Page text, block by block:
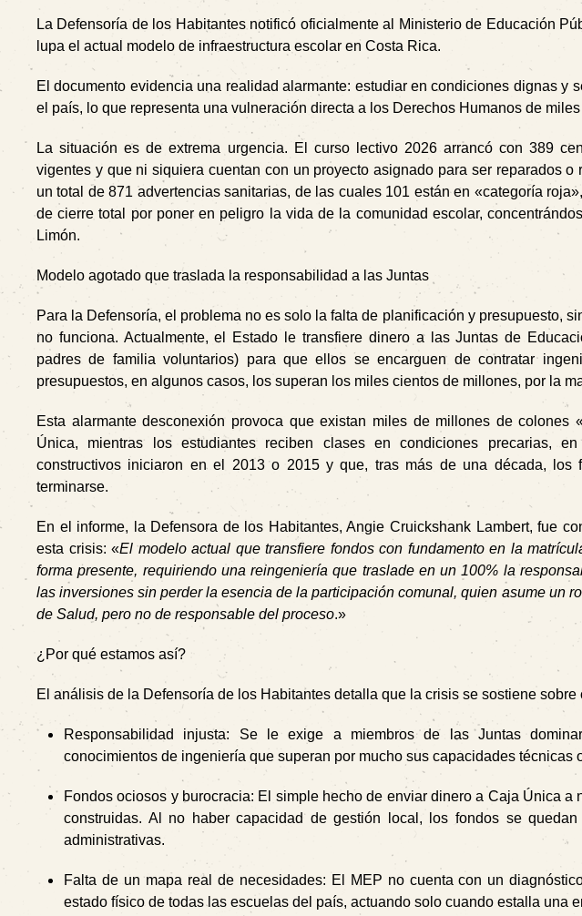
La Defensoría de los Habitantes notificó oficialmente al Ministerio de Educación
lupa el actual modelo de infraestructura escolar en Costa Rica.
El documento evidencia una realidad alarmante: estudiar en condiciones dignas y
el país, lo que representa una vulneración directa a los Derechos Humanos de
La situación es de extrema urgencia. El curso lectivo 2026 arrancó con 389
vigentes y que ni siquiera cuentan con un proyecto asignado para ser reparados
un total de 871 advertencias sanitarias, de las cuales 101 están en «categoría
de cierre total por poner en peligro la vida de la comunidad escolar,
Limón.
Modelo agotado que traslada la responsabilidad a las Juntas
Para la Defensoría, el problema no es solo la falta de planificación y presupuesto,
no funciona. Actualmente, el Estado le transfiere dinero a las Juntas de
padres de familia voluntarios) para que ellos se encarguen de contratar
presupuestos, en algunos casos, los superan los miles cientos de millones, por la
Esta alarmante desconexión provoca que existan miles de millones de colones
Única, mientras los estudiantes reciben clases en condiciones precarias,
constructivos iniciaron en el 2013 o 2015 y que, tras más de una década, los
terminarse.
En el informe, la Defensora de los Habitantes, Angie Cruickshank Lambert, fue
esta crisis: «El modelo actual que transfiere fondos con fundamento en la
forma presente, requiriendo una reingeniería que traslade en un 100% la
las inversiones sin perder la esencia de la participación comunal, quien asume un
de Salud, pero no de responsable del proceso.»
¿Por qué estamos así?
El análisis de la Defensoría de los Habitantes detalla que la crisis se sostiene sobre
Responsabilidad injusta: Se le exige a miembros de las Juntas
conocimientos de ingeniería que superan por mucho sus capacidades técnicas
Fondos ociosos y burocracia: El simple hecho de enviar dinero a Caja Única a
construidas. Al no haber capacidad de gestión local, los fondos se
administrativas.
Falta de un mapa real de necesidades: El MEP no cuenta con un
estado físico de todas las escuelas del país, actuando solo cuando estalla una